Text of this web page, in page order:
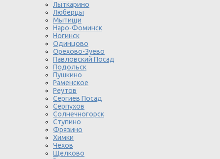
Лыткарино
Люберцы
Мытищи
Наро-Фоминск
Ногинск
Одинцово
Орехово-Зуево
Павловский Посад
Подольск
Пушкино
Раменское
Реутов
Сергиев Посад
Серпухов
Солнечногорск
Ступино
Фрязино
Химки
Чехов
Щелково